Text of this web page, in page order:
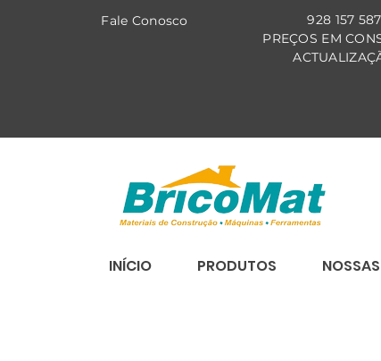
Fale Conosco
928 157 587
PREÇOS EM
INÍCIO PRODUTOS